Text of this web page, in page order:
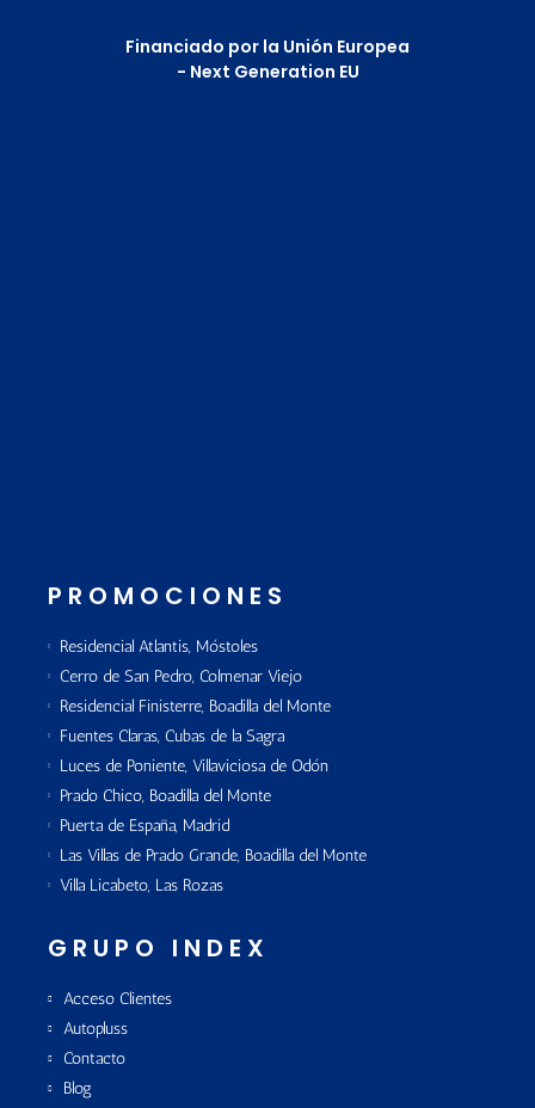
Financiado por la Unión Europea
- Next Generation EU
PROMOCIONES
Residencial Atlantis, Móstoles
Cerro de San Pedro, Colmenar Viejo
Residencial Finisterre, Boadilla del Monte
Fuentes Claras, Cubas de la Sagra
Luces de Poniente, Villaviciosa de Odón
Prado Chico, Boadilla del Monte
Puerta de España, Madrid
Las Villas de Prado Grande, Boadilla del Monte
Villa Licabeto, Las Rozas
GRUPO INDEX
Acceso Clientes
Autopluss
Contacto
Blog